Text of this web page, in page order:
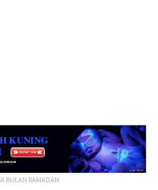
BULAN RAMADAN